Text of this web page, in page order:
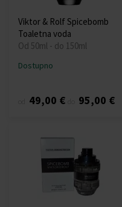
Viktor & Rolf Spicebomb
Toaletna voda
Od 50ml - do 150ml
Dostupno
49,00 € 95,00 €